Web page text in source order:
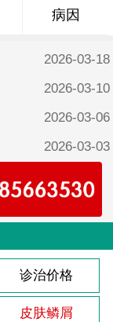
病因
2026-03-18
2026-03-10
2026-03-06
2026-03-03
2025-05-12
诊治价格
皮肤鳞屑